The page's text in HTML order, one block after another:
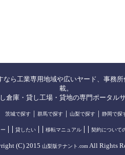
ら工業専用地域や広いヤード、事務
載。
倉庫・貸し工場・貸地の専門ポータル
茨城で探す｜ 群馬で探す｜ 山梨で探す｜ 静岡で探
貸したい 移転マニュアル 契約について
(C) 2015 山梨版テナント.comAll Rights